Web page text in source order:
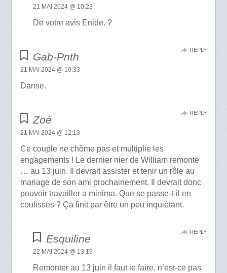
21 MAI 2024 @ 10:23
De votre avis Enide. ?
Gab-Pnth
21 MAI 2024 @ 10:33
Danse.
REPLY
Zoé
21 MAI 2024 @ 12:13
Ce couple ne chôme pas et multiplie les
engagements ! Le dernier nier de William remonte
… au 13 juin. Il devrait assister et tenir un rôle au
mariage de son ami prochainement. Il devrait donc
pouvoir travailler a minima. Que se passe-t-il en
coulisses ? Ça finit par être un peu inquiétant.
REPLY
Esquiline
22 MAI 2024 @ 13:19
Remonter au 13 juin il faut le faire, n’est-ce pas
REPLY